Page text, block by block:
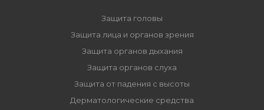
Защита головы
Защита лица и органов зрения
Защита органов дыхания
Защита органов слуха
Защита от падения с высоты
Дерматологические средства